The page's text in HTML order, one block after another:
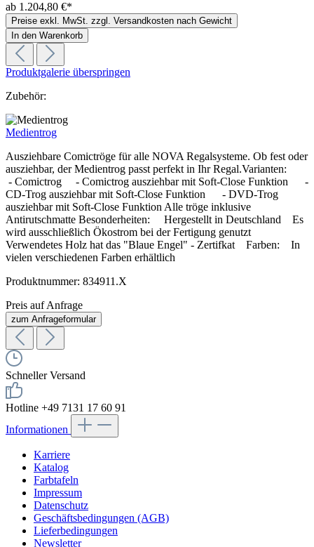
ab 1.204,80 €*
Preise exkl. MwSt. zzgl. Versandkosten nach Gewicht
In den Warenkorb
Produktgalerie überspringen
Zubehör:
Medientrog
Ausziehbare Comictröge für alle NOVA Regalsysteme. Ob fest oder
ausziehbar, der Medientrog passt perfekt in Ihr Regal.Varianten:
- Comictrog - Comictrog ausziehbar mit Soft-Close Funktion -
CD-Trog ausziehbar mit Soft-Close Funktion - DVD-Trog
ausziehbar mit Soft-Close Funktion Alle tröge inklusive
Antirutschmatte Besonderheiten: Hergestellt in Deutschland Es
wird ausschließlich Ökostrom bei der Fertigung genutzt
Verwendetes Holz hat das "Blaue Engel" - Zertifkat Farben: In
vielen verschiedenen Farben erhältlich
Produktnummer: 834911.X
Preis auf Anfrage
zum Anfrageformular
Schneller Versand
Hotline +49 7131 17 60 91
Informationen
Karriere
Katalog
Farbtafeln
Impressum
Datenschutz
Geschäftsbedingungen (AGB)
Lieferbedingungen
Newsletter